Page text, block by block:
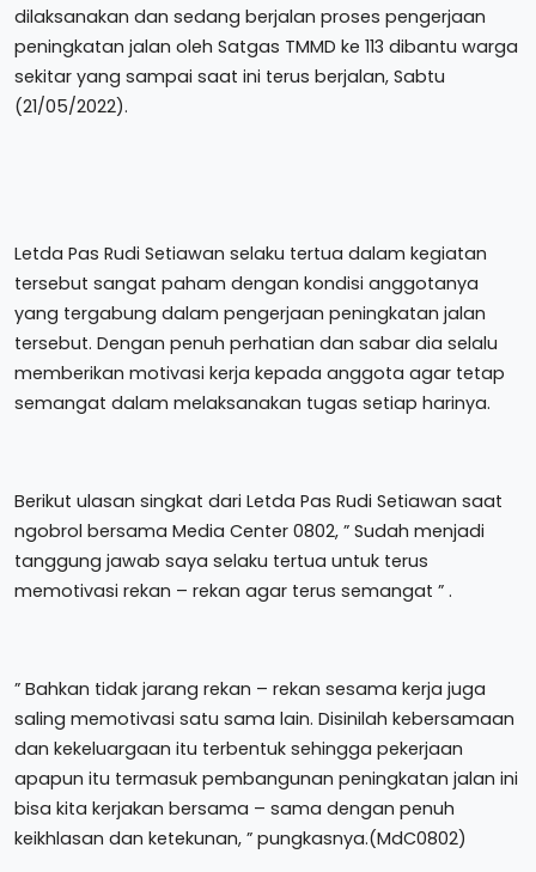
dilaksanakan dan sedang berjalan proses pengerjaan
peningkatan jalan oleh Satgas TMMD ke 113 dibantu warga
sekitar yang sampai saat ini terus berjalan, Sabtu
(21/05/2022).
Letda Pas Rudi Setiawan selaku tertua dalam kegiatan
tersebut sangat paham dengan kondisi anggotanya
yang tergabung dalam pengerjaan peningkatan jalan
tersebut. Dengan penuh perhatian dan sabar dia selalu
memberikan motivasi kerja kepada anggota agar tetap
semangat dalam melaksanakan tugas setiap harinya.
Berikut ulasan singkat dari Letda Pas Rudi Setiawan saat
ngobrol bersama Media Center 0802, ” Sudah menjadi
tanggung jawab saya selaku tertua untuk terus
memotivasi rekan – rekan agar terus semangat ” .
” Bahkan tidak jarang rekan – rekan sesama kerja juga
saling memotivasi satu sama lain. Disinilah kebersamaan
dan kekeluargaan itu terbentuk sehingga pekerjaan
apapun itu termasuk pembangunan peningkatan jalan ini
bisa kita kerjakan bersama – sama dengan penuh
keikhlasan dan ketekunan, ” pungkasnya.(MdC0802)